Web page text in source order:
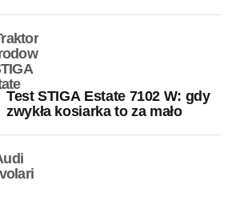
Test STIGA Estate 7102 W: gdy
zwykła kosiarka to za mało